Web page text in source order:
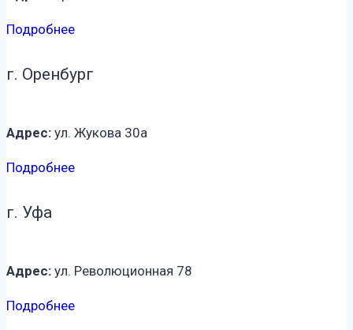
Подробнее
г. Оренбург
Адрес: ул. Жукова 30а
Подробнее
г. Уфа
Адрес: ул. Революционная 78
Подробнее